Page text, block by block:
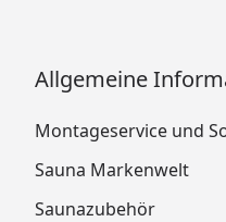
Allgemeine
Montageservice und
Sauna Markenwelt
Saunazubehör